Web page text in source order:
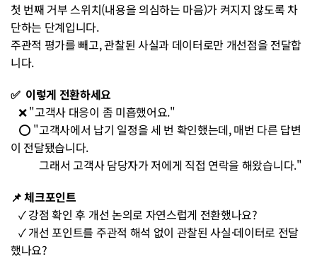
첫 번째 거부 스위치(내용을 의심하는 마음)가 켜지지 않도록 차
단하는 단계입니다.
주관적 평가를 빼고, 관찰된 사실과 데이터로만 개선점을 전달합
니다.
✅  이렇게 전환하세요
❌ "고객사 대응이 좀 미흡했어요."
이 전달됐습니다.
           그래서 고객사 담당자가 저에게 직접 연락을 해왔습니다."
📌 체크포인트
   ✓ 강점 확인 후 개선 논의로 자연스럽게 전환했나요?
   ✓ 개선 포인트를 주관적 해석 없이 관찰된 사실·데이터로 전달
했나요?